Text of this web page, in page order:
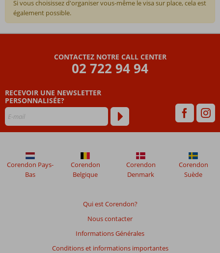
Si vous choisissez d'organiser vous-même le visa sur place, cela est
également possible.
après
leur
séjour
dans
Le
CONTACTEZ NOTRE CALL CENTER
02 722 94 94
RECEVOIR UNE NEWSLETTER
PERSONNALISÉE?
Qui est Corendon?
Nous contacter
Informations Générales
Conditions et informations importantes
Corendon Pays-
Bas
Corendon
Belgique
Corendon
Denmark
Corendon
Suède